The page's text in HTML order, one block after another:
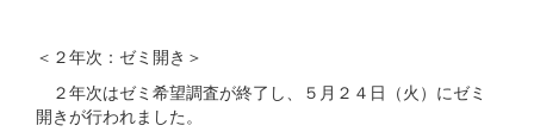
＜２年次：ゼミ開き＞
２年次はゼミ希望調査が終了し、５月２４日（火）にゼミ
開きが行われました。